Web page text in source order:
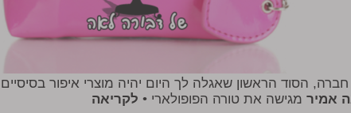
חברה, הסוד הראשון שאגלה לך היום יהיה מוצרי איפור
אמיר מגישה את טורה הפופולארי • לקריאה